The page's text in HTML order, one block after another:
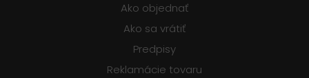
Ako objednať
Ako sa vrátiť
Predpisy
Reklamácie tovaru